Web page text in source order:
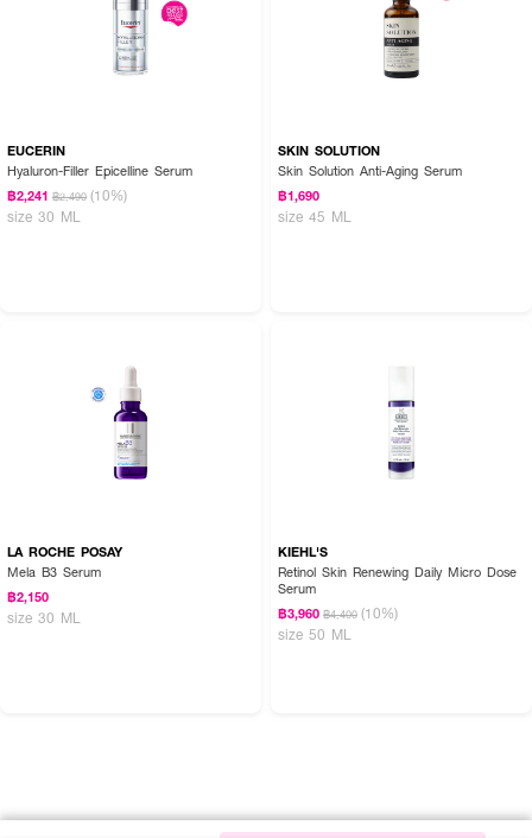
EUCERIN
Hyaluron-Filler Epicelline Serum
฿2,241 ฿2,490 (10%)
size 30 ML
SKIN SOLUTION
Skin Solution Anti-Aging Serum
฿1,690
size 45 ML
LA ROCHE POSAY
Mela B3 Serum
฿2,150
size 30 ML
KIEHL'S
Retinol Skin Renewing Daily Micro Dose
Serum
฿3,960 ฿4,400 (10%)
size 50 ML